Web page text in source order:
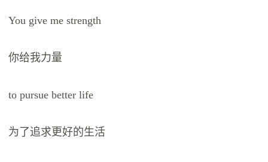
You give me strength
你给我力量
to pursue better life
为了追求更好的生活